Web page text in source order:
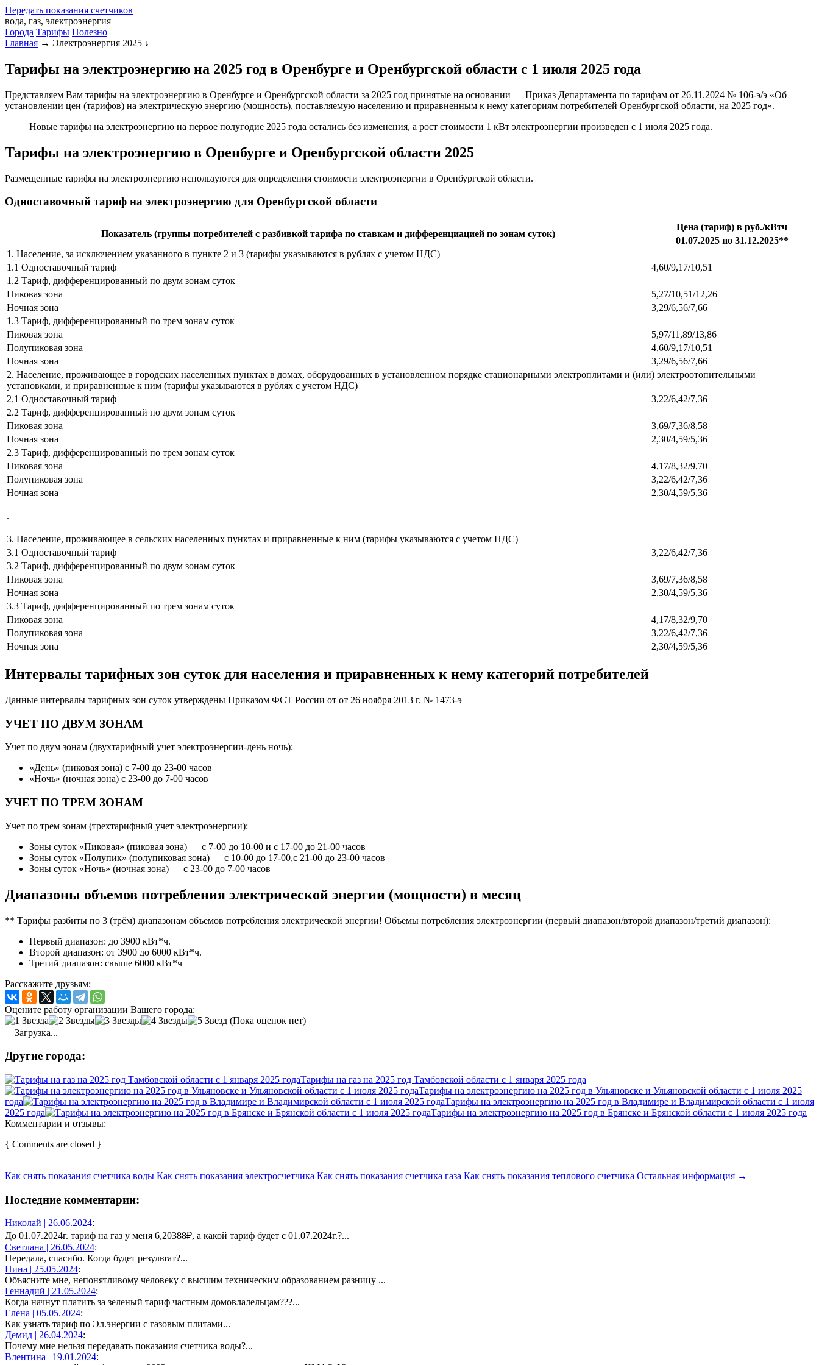
Передать показания счетчиков
вода, газ, электроэнергия
Города Тарифы Полезно
Главная → Электроэнергия 2025 ↓
Тарифы на электроэнергию на 2025 год в Оренбурге и Оренбургской области с 1 июля 2025 года
Представляем Вам тарифы на электроэнергию в Оренбурге и Оренбургской области за 2025 год принятые на основании — Приказ Департамента по тарифам от 26.11.2024 № 106-э/э «Об
установлении цен (тарифов) на электрическую энергию (мощность), поставляемую населению и приравненным к нему категориям потребителей Оренбургской области, на 2025 год».
Новые тарифы на электроэнергию на первое полугодие 2025 года остались без изменения, а рост стоимости 1 кВт электроэнергии произведен с 1 июля 2025 года.
Тарифы на электроэнергию в Оренбурге и Оренбургской области 2025
Размещенные тарифы на электроэнергию используются для определения стоимости электроэнергии в Оренбургской области.
Одноставочный тариф на электроэнергию для Оренбургской области
Показатель (группы потребителей с разбивкой тарифа по ставкам и дифференциацией по зонам суток)
Цена (тариф) в руб./кВтч
01.07.2025 по 31.12.2025**
1. Население, за исключением указанного в пункте 2 и 3 (тарифы указываются в рублях с учетом НДС)
1.1 Одноставочный тариф
4,60/9,17/10,51
1.2 Тариф, дифференцированный по двум зонам суток
Пиковая зона
5,27/10,51/12,26
Ночная зона
3,29/6,56/7,66
1.3 Тариф, дифференцированный по трем зонам суток
Пиковая зона
5,97/11,89/13,86
Полупиковая зона
4,60/9,17/10,51
Ночная зона
3,29/6,56/7,66
2. Население, проживающее в городских населенных пунктах в домах, оборудованных в установленном порядке стационарными электроплитами и (или) электроотопительными
установками, и приравненные к ним (тарифы указываются в рублях с учетом НДС)
2.1 Одноставочный тариф
3,22/6,42/7,36
2.2 Тариф, дифференцированный по двум зонам суток
Пиковая зона
3,69/7,36/8,58
Ночная зона
2,30/4,59/5,36
2.3 Тариф, дифференцированный по трем зонам суток
Пиковая зона
4,17/8,32/9,70
Полупиковая зона
3,22/6,42/7,36
Ночная зона
2,30/4,59/5,36
.
3. Население, проживающее в сельских населенных пунктах и приравненные к ним (тарифы указываются с учетом НДС)
3.1 Одноставочный тариф
3,22/6,42/7,36
3.2 Тариф, дифференцированный по двум зонам суток
Пиковая зона
3,69/7,36/8,58
Ночная зона
2,30/4,59/5,36
3.3 Тариф, дифференцированный по трем зонам суток
Пиковая зона
4,17/8,32/9,70
Полупиковая зона
3,22/6,42/7,36
Ночная зона
2,30/4,59/5,36
Интервалы тарифных зон суток для населения и приравненных к нему категорий потребителей
Данные интервалы тарифных зон суток утверждены Приказом ФСТ России от от 26 ноября 2013 г. № 1473-э
УЧЕТ ПО ДВУМ ЗОНАМ
Учет по двум зонам (двухтарифный учет электроэнергии-день ночь):
«День» (пиковая зона) с 7-00 до 23-00 часов
«Ночь» (ночная зона) с 23-00 до 7-00 часов
УЧЕТ ПО ТРЕМ ЗОНАМ
Учет по трем зонам (трехтарифный учет электроэнергии):
Зоны суток «Пиковая» (пиковая зона) — с 7-00 до 10-00 и с 17-00 до 21-00 часов
Зоны суток «Полупик» (полупиковая зона) — с 10-00 до 17-00,с 21-00 до 23-00 часов
Зоны суток «Ночь» (ночная зона) — с 23-00 до 7-00 часов
Диапазоны объемов потребления электрической энергии (мощности) в месяц
** Тарифы разбиты по 3 (трём) диапазонам объемов потребления электрической энергии! Объемы потребления электроэнергии (первый диапазон/второй диапазон/третий диапазон):
Первый диапазон: до 3900 кВт*ч.
Второй диапазон: от 3900 до 6000 кВт*ч.
Третий диапазон: свыше 6000 кВт*ч
Расскажите друзьям:
Оцените работу организации Вашего города:
(Пока оценок нет)
Загрузка...
Другие города:
Тарифы на газ на 2025 год Тамбовской области с 1 января 2025 года
Тарифы на электроэнергию на 2025 год в Ульяновске и Ульяновской области с 1 июля 2025
года
Тарифы на электроэнергию на 2025 год в Владимире и Владимирской области с 1 июля
2025 года
Тарифы на электроэнергию на 2025 год в Брянске и Брянской области с 1 июля 2025 года
Комментарии и отзывы:
{ Comments are closed }
Как снять показания счетчика воды Как снять показания электросчетчика Как снять показания счетчика газа Как снять показания теплового счетчика Остальная информация →
Последние комментарии:
Николай | 26.06.2024:
До 01.07.2024г. тариф на газ у меня 6,20388₽, а какой тариф будет с 01.07.2024г.?...
Светлана | 26.05.2024:
Передала, спасибо. Когда будет результат?...
Нина | 25.05.2024:
Объясните мне, непонятливому человеку с высшим техническим образованием разницу ...
Геннадий | 21.05.2024:
Когда начнут платить за зеленый тариф частным домовлалельцам???...
Елена | 05.05.2024:
Как узнать тариф по Эл.энергии с газовым плитами...
Демид | 26.04.2024:
Почему мне нельзя передавать показания счетчика воды?...
Влентина | 19.01.2024: